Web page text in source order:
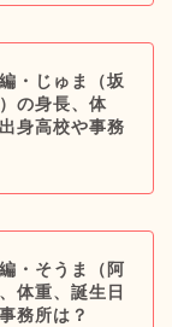
・じゅま（坂
の身長、体
身高校や事務
・そうま（阿
体重、誕生日
務所は？